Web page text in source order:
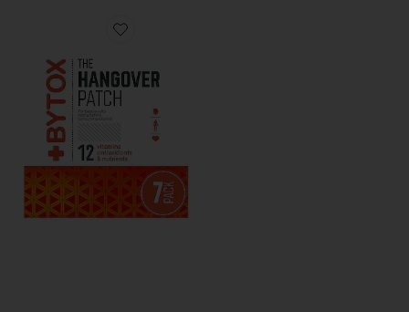
Favorite HANGOVER PREVENTION 二日酔い予防パッチ